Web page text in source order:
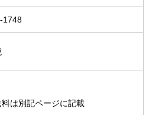
1748
は別記ページに記載